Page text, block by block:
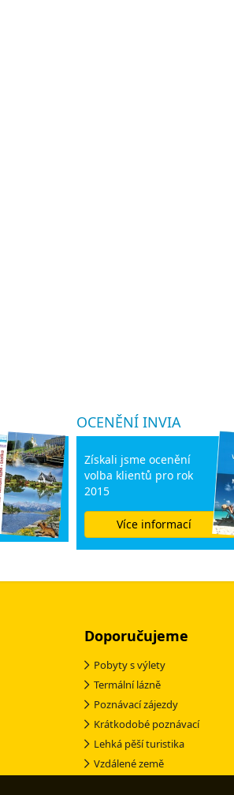
OCENĚNÍ INVIA
Získali jsme ocenění
volba klientů pro rok
2015
Více informací
Doporučujeme
Pobyty s výlety
Termální lázně
Poznávací zájezdy
Krátkodobé poznávací
Lehká pěší turistika
Vzdálené země